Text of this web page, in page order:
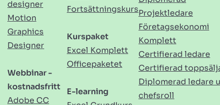
designer
Motion
Graphics
Designer
Webbinar -
kostnadsfritt
Adobe CC
Fortsättningskurs
Kurspaket
Excel Komplett
Officepaketet
E-learning
Projektledare
Företagsekonomi
Komplett
Certifierad ledare
Certifierad
Diplomerad ledare
chefsroll